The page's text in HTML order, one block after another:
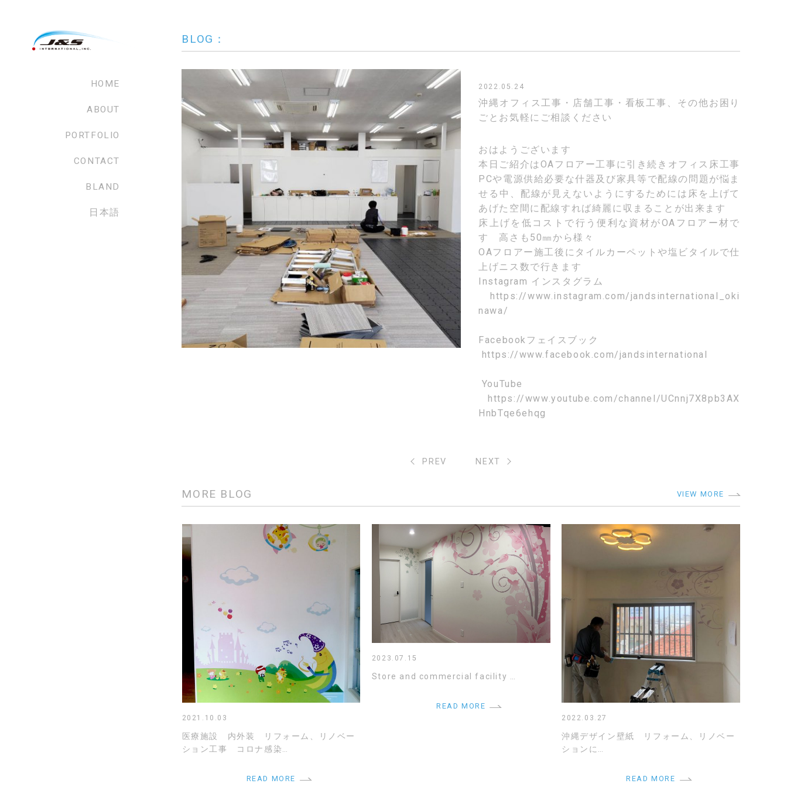
HOME
ABOUT
PORTFOLIO
CONTACT
BLAND
日本語
BLOG：
2022.05.24
沖縄オフィス工事・店舗工事・看板工事、その他お困り
ごとお気軽にご相談ください
おはようございます
本日ご紹介はOAフロアー工事に引き続きオフィス床工事
PCや電源供給必要な什器及び家具等で配線の問題が悩ま
せる中、配線が見えないようにするためには床を上げて
あげた空間に配線すれば綺麗に収まることが出来ます
床上げを低コストで行う便利な資材がOAフロアー材で
す 高さも50㎜から様々
OAフロアー施工後にタイルカーペットや塩ビタイルで仕
上げニス数で行きます
Instagram インスタグラム
https://www.instagram.com/jandsinternational_oki
nawa/
Facebook フェイスブック
https://www.facebook.com/jandsinternational
YouTube
https://www.youtube.com/channel/UCnnj7X8pb3AX
HnbTqe6ehqg
PREV NEXT
MORE BLOG VIEW MORE
2021.10.03
医療施設 内外装 リフォーム、リノベー
ション工事 コロナ感染…
READ MORE
2023.07.15
Store and commercial facility …
READ MORE
2022.03.27
沖縄デザイン壁紙 リフォーム、リノベー
ションに…
READ MORE